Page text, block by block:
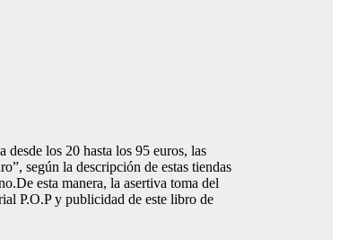
los 20 hasta los 95 euros, las
según la descripción de estas tiendas
esta manera, la asertiva toma del
P.O.P y publicidad de este libro de